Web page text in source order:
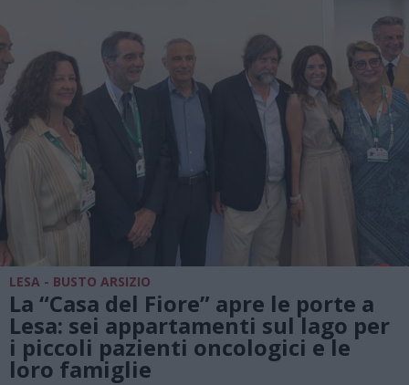
LESA - BUSTO ARSIZIO
La “Casa del Fiore” apre le porte a
Lesa: sei appartamenti sul lago per
i piccoli pazienti oncologici e le
loro famiglie